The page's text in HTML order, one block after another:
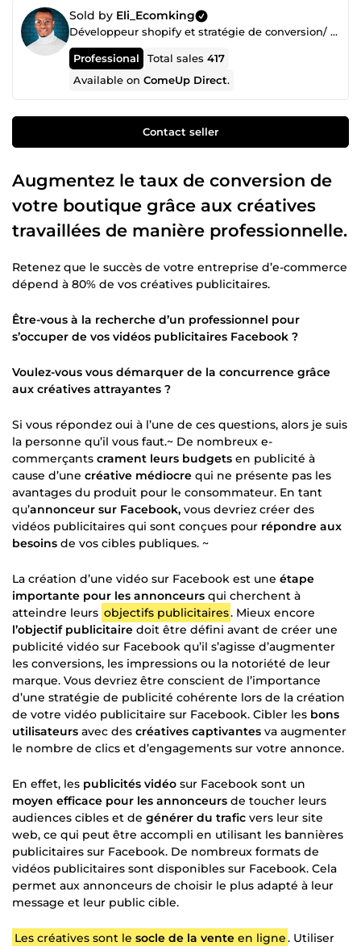
Sold by Eli_Ecomking
Développeur shopify et stratégie de conversion/ Expert des tunnels de vente SIO
Professional Total sales417
Available onComeUp Direct.
Contact seller
Augmentez le taux de conversion de
votre boutique grâce aux créatives
travaillées de manière professionnelle.
Retenez que le succès de votre entreprise d’e-commerce
dépend à 80% de vos créatives publicitaires.
Être-vous à la recherche d’un professionnel pour
s’occuper de vos vidéos publicitaires Facebook ?
Voulez-vous vous démarquer de la concurrence grâce
aux créatives attrayantes ?
Si vous répondez oui à l’une de ces questions, alors je suis
la personne qu’il vous faut.~ De nombreux e-
commerçants crament leurs budgets en publicité à
cause d’une créative médiocre qui ne présente pas les
avantages du produit pour le consommateur. En tant
qu’annonceur sur Facebook, vous devriez créer des
vidéos publicitaires qui sont conçues pour répondre aux
besoins de vos cibles publiques. ~
La création d’une vidéo sur Facebook est une étape
importante pour les annonceurs qui cherchent à
atteindre leurs objectifs publicitaires. Mieux encore
l’objectif publicitaire doit être défini avant de créer une
publicité vidéo sur Facebook qu’il s’agisse d’augmenter
les conversions, les impressions ou la notoriété de leur
marque. Vous devriez être conscient de l’importance
d’une stratégie de publicité cohérente lors de la création
de votre vidéo publicitaire sur Facebook. Cibler les bons
utilisateurs avec des créatives captivantes va augmenter
le nombre de clics et d’engagements sur votre annonce.
En effet, les publicités vidéo sur Facebook sont un
moyen efficace pour les annonceurs de toucher leurs
audiences cibles et de générer du trafic vers leur site
web, ce qui peut être accompli en utilisant les bannières
publicitaires sur Facebook. De nombreux formats de
vidéos publicitaires sont disponibles sur Facebook. Cela
permet aux annonceurs de choisir le plus adapté à leur
message et leur public cible.
Les créatives sont le socle de la venteen ligne. Utiliser